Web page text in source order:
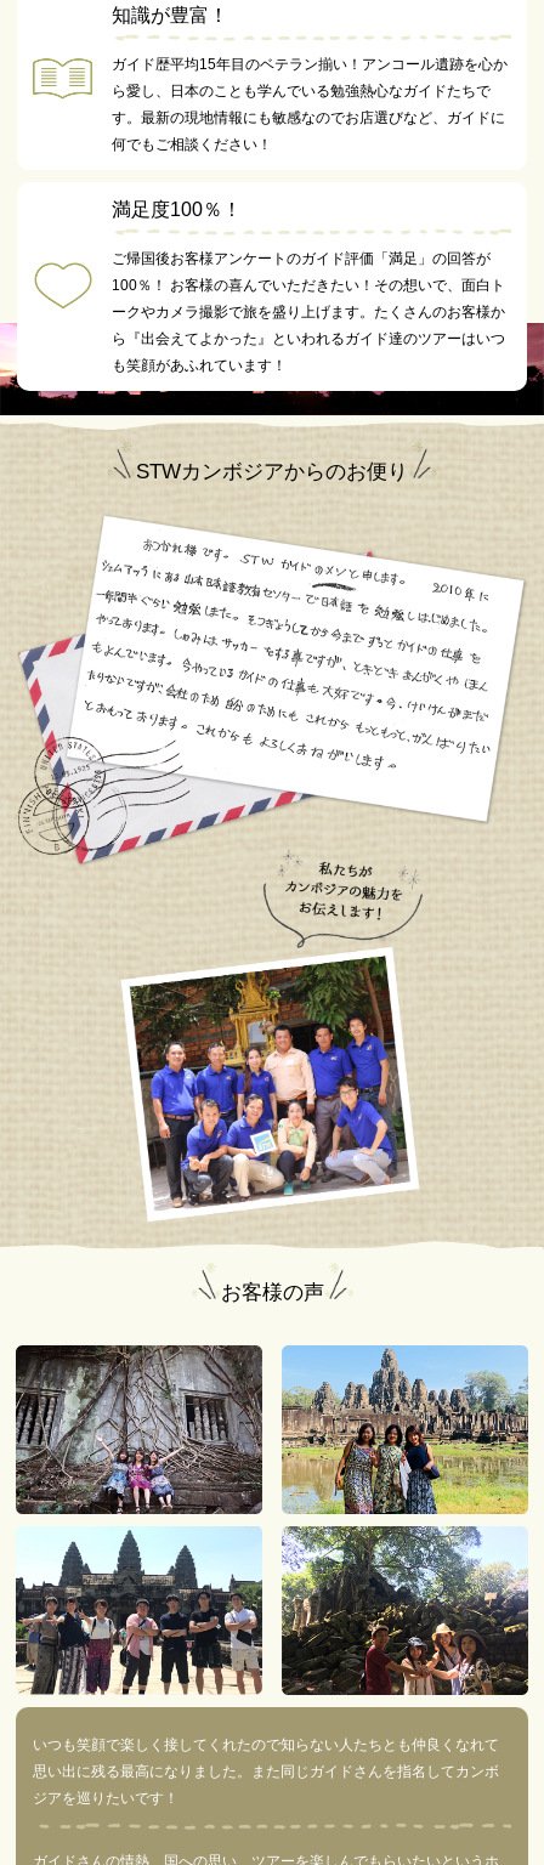
知識が豊富！
ガイド歴平均15年目のベテラン揃い！アンコール遺跡を心か
ら愛し、日本のことも学んでいる勉強熱心なガイドたちで
す。最新の現地情報にも敏感なのでお店選びなど、ガイドに
何でもご相談ください！
満足度100％！
ご帰国後お客様アンケートのガイド評価「満足」の回答が
100％！ お客様の喜んでいただきたい！その想いで、面白ト
ークやカメラ撮影で旅を盛り上げます。たくさんのお客様か
ら『出会えてよかった』といわれるガイド達のツアーはいつ
も笑顔があふれています！
STWカンボジアからのお便り
お客様の声
いつも笑顔で楽しく接してくれたので知らない人たちとも仲良くなれて
思い出に残る最高になりました。また同じガイドさんを指名してカンボ
ジアを巡りたいです！
ガイドさんの情熱、国への思い、ツアーを楽しんでもらいたいというホ